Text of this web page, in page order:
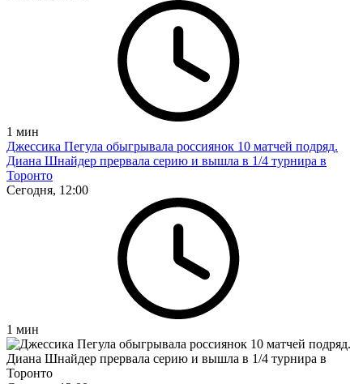
1 мин
Джессика Пегула обыгрывала россиянок 10 матчей подряд.
Диана Шнайдер прервала серию и вышла в 1/4 турнира в
Торонто
Сегодня, 12:00
1 мин